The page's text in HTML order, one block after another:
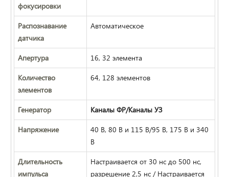
фокусировки
Распознавание
датчика
Автоматическое
Апертура 16, 32 элемента
Количество
элементов
64, 128 элементов
Генератор Каналы ФР/Каналы УЗ
Напряжение
40 В, 80 В и 115 В/95 В, 175 В и 340
В
Длительность
импульса
Настраивается от 30 нс до 500 нс,
разрешение 2,5 нс / Настраивается